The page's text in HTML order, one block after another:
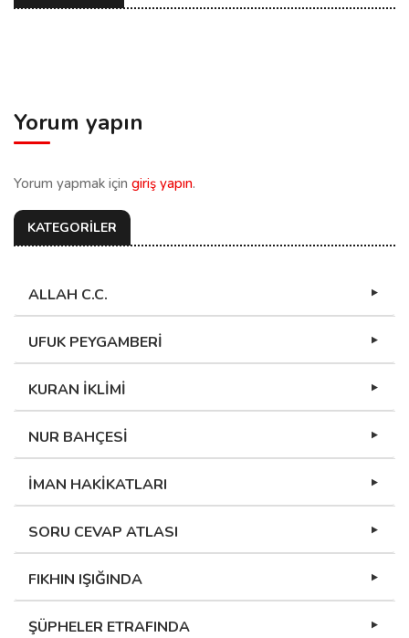
Yorum yapın
Yorum yapmak için giriş yapın.
KATEGORİLER
ALLAH C.C.
UFUK PEYGAMBERİ
KURAN İKLİMİ
NUR BAHÇESİ
İMAN HAKİKATLARI
SORU CEVAP ATLASI
FIKHIN IŞIĞINDA
ŞÜPHELER ETRAFINDA